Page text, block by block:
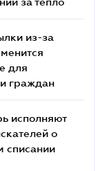
из-за
для
граждан
исполняют
о
списании